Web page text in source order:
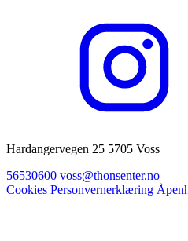
Hardangervegen 25 5705 Voss
56530600 voss@thonsenter.no
Cookies Personvernerklæring